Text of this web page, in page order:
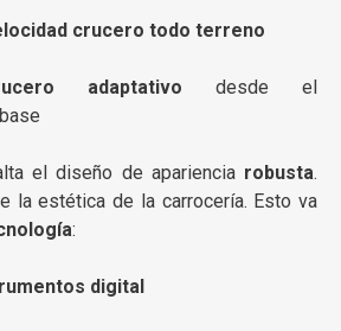
crucero todo terreno
adaptativo desde el
el diseño de apariencia robusta.
la estética de la carrocería. Esto va
:
digital